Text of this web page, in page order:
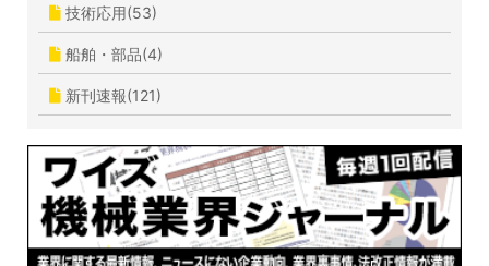
技術応用(53)
船舶・部品(4)
新刊速報(121)